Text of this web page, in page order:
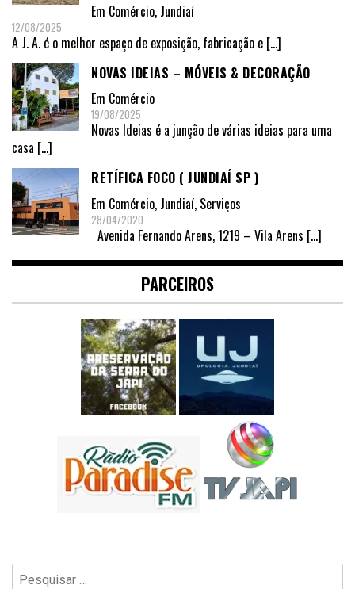
Em Comércio, Jundiaí
12/08/2025
A J. A. é o melhor espaço de exposição, fabricação e […]
NOVAS IDEIAS – MÓVEIS & DECORAÇÃO
Em Comércio
19/08/2025
Novas Ideias é a junção de várias ideias para uma
casa […]
RETÍFICA FOCO ( JUNDIAÍ SP )
Em Comércio, Jundiaí, Serviços
28/04/2020
Avenida Fernando Arens, 1219 – Vila Arens […]
PARCEIROS
Pesquisar